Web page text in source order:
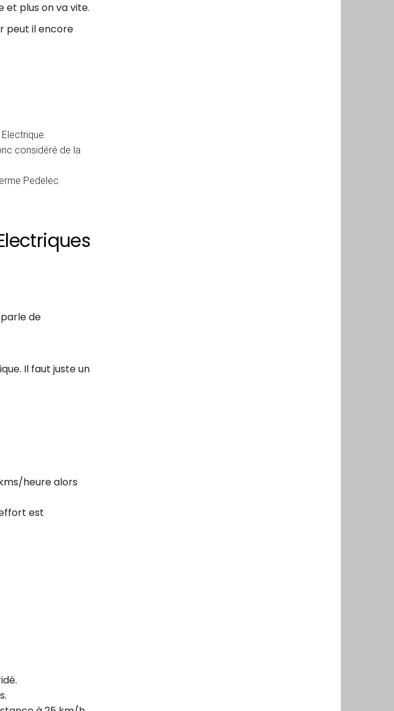
et plus on va vite.
peut il encore
considéré de la
Pedelec
parle de
Il faut juste un
heure alors
est